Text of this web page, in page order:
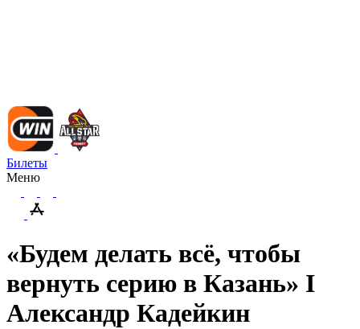
Билеты
Меню
«Будем делать всё, чтобы
вернуть серию в Казань» I
Александр Кадейкин